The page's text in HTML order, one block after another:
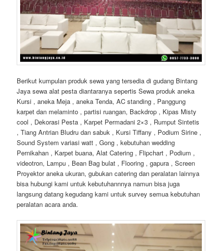
Berikut kumpulan produk sewa yang tersedia di gudang Bintang
Jaya sewa alat pesta diantaranya sepertis Sewa produk aneka
Kursi , aneka Meja , aneka Tenda, AC standing , Panggung
karpet dan melaminto , partisi ruangan, Backdrop , Kipas Misty
cool , Dekorasi Pesta , Karpet Permadani 2×3 , Rumput Sintetis
, Tiang Antrian Bludru dan sabuk , Kursi Tiffany , Podium Sirine ,
Sound System variasi watt , Gong , kebutuhan wedding
Pernikahan , Karpet buana, Alat Catering , Flipchart , Podium ,
videotron, Lampu , Bean Bag bulat , Flooring , gapura , Screen
Proyektor aneka ukuran, gubukan catering dan peralatan lainnya
bisa hubungi kami untuk kebutuhannnya namun bisa juga
langsung datang kegudang kami untuk survey semua kebutuhan
peralatan acara anda.